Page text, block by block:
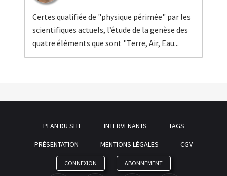
Certes qualifiée de "physique périmée" par les
scientifiques actuels, l’étude de la genèse des
quatre éléments que sont "Terre, Air, Eau...
PLAN DU SITE INTERVENANTS
TAGS
PRÉSENTATION
MENTIONS LÉGALES CGV
CONNEXION ABONNEMENT